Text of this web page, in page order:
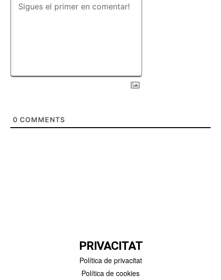
0 COMMENTS
PRIVACITAT
Política de privacitat
Política de cookies